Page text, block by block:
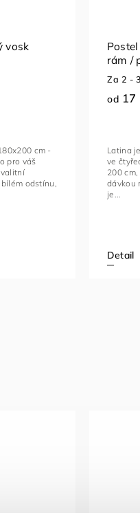
vosk
cm -
pro váš
odstínu,
rám /
Za 2 -
od 17
Detail
Latina
ve
200
dávkou
je...